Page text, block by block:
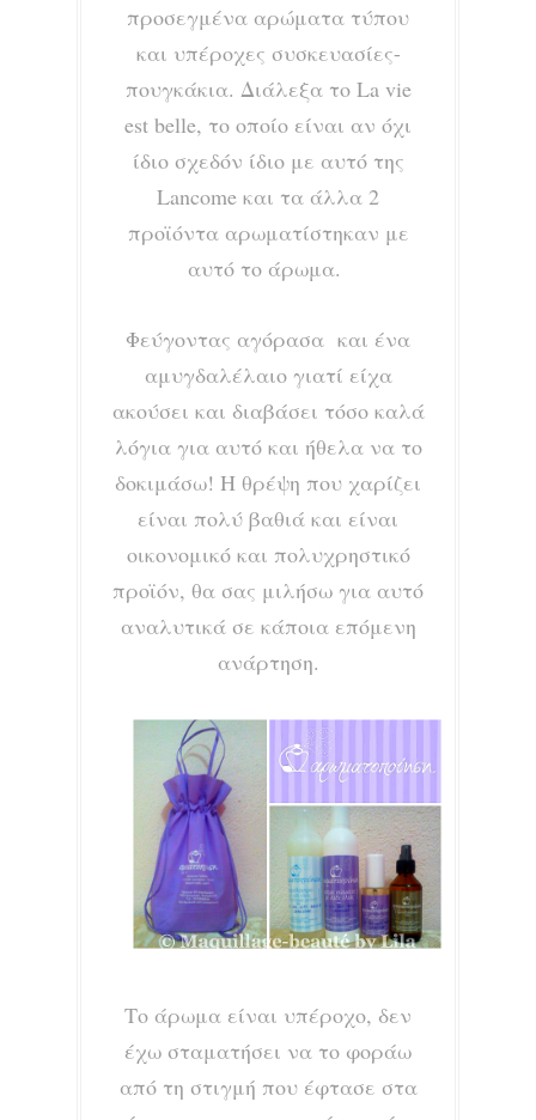
προσεγμένα αρώματα τύπου
και υπέροχες συσκευασίες-
πουγκάκια. Διάλεξα το La vie
est belle, το οποίο είναι αν όχι
ίδιο σχεδόν ίδιο με αυτό της
Lancome και τα άλλα 2
προϊόντα αρωματίστηκαν με
αυτό το άρωμα.
Φεύγοντας αγόρασα και ένα
αμυγδαλέλαιο γιατί είχα
ακούσει και διαβάσει τόσο καλά
λόγια για αυτό και ήθελα να το
δοκιμάσω! Η θρέψη που χαρίζει
είναι πολύ βαθιά και είναι
οικονομικό και πολυχρηστικό
προϊόν, θα σας μιλήσω για αυτό
αναλυτικά σε κάποια επόμενη
ανάρτηση.
Το άρωμα είναι υπέροχο, δεν
έχω σταματήσει να το φοράω
από τη στιγμή που έφτασε στα